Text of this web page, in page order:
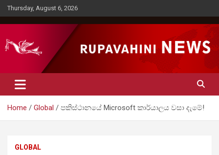
Skip
to
content
Thursday, August 6, 2026
Rupavahini News
Home Global පකිස්ථානයේ Microsoft කාර්යාලය වසා දැමේ!
GLOBAL